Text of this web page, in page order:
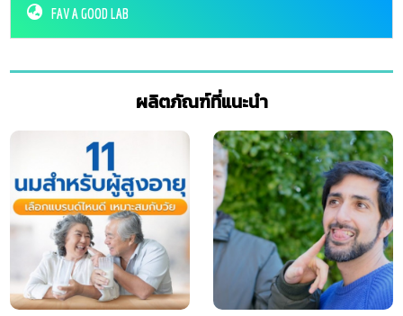
FAV A GOOD LAB
ผลิตภัณฑ์ที่แนะนำ